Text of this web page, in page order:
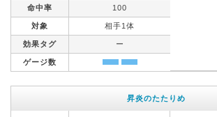
命中率 100
対象 相手1体
効果タグ ー
ゲージ数
昇炎のたたりめ